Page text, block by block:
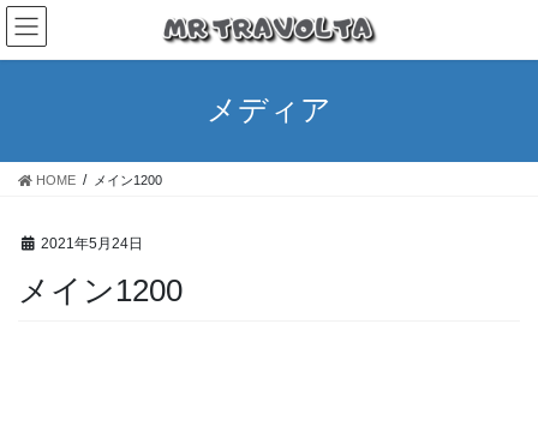
メディア
HOME メイン1200
2021年5月24日
メイン1200